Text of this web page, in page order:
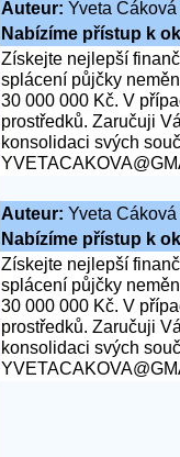
Auteur: Yveta Cáková
Nabízíme přístup k
Získejte nejlepší
splácení půjčky
30 000 000 Kč. V
prostředků. Zaručuji
konsolidaci svých
Auteur: Yveta Cáková
Nabízíme přístup k
Získejte nejlepší
splácení půjčky
30 000 000 Kč. V
prostředků. Zaručuji
konsolidaci svých